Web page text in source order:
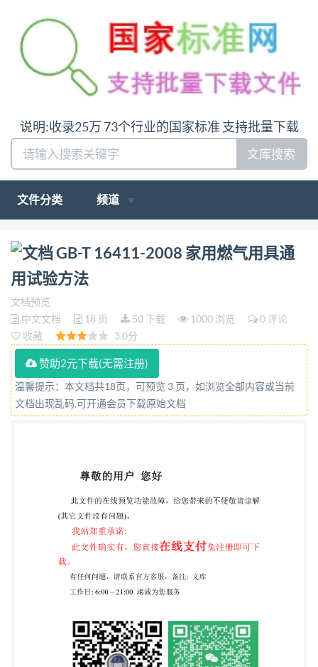
说明:收录25万 73个行业的国家标准 支持批量下载
文库搜索
文件分类 频道
问:哪里下载GB-T 16411-2008 家用燃气用具通用试验
方法答:请联系微信:siduwenku
GB-T 16411-2008 家用燃气用具通
用试验方法
文档预览
中文文档
18 页 50 下载 1000 浏览
0 评论
收藏
3.0分
赞助2元下载(无需注册)
温馨提示：本文档共18页，可预览 3 页，如浏览全部内容或当前
文档出现乱码,可开通会员下载原始文档